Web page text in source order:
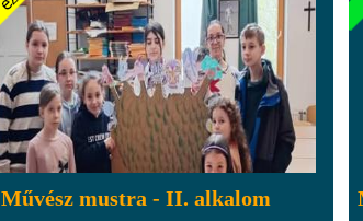
Művész mustra - II. alkalom